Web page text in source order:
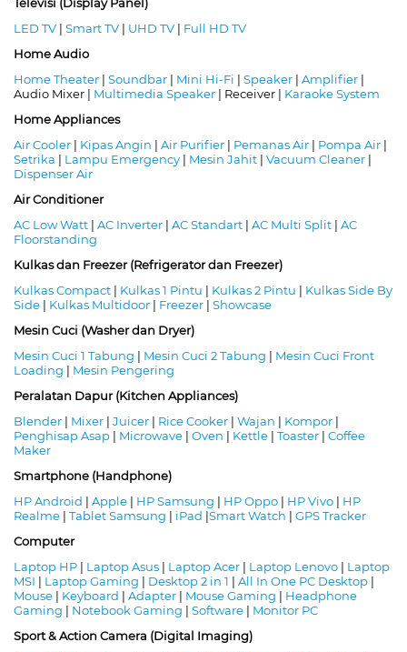
LED TV | Smart TV | UHD TV | Full HD TV
Home Audio
Home Theater | Soundbar | Mini Hi-Fi | Speaker | Amplifier |
Audio Mixer | Multimedia Speaker | Receiver | Karaoke System
Home Appliances
Air Cooler | Kipas Angin | Air Purifier | Pemanas Air | Pompa Air |
Setrika | Lampu Emergency | Mesin Jahit | Vacuum Cleaner |
Dispenser Air
Air Conditioner
AC Low Watt | AC Inverter | AC Standart | AC Multi Split | AC
Floorstanding
Kulkas dan Freezer (Refrigerator dan Freezer)
Kulkas Compact | Kulkas 1 Pintu | Kulkas 2 Pintu | Kulkas Side By
Side | Kulkas Multidoor | Freezer | Showcase
Mesin Cuci (Washer dan Dryer)
Mesin Cuci 1 Tabung | Mesin Cuci 2 Tabung | Mesin Cuci Front
Loading | Mesin Pengering
Peralatan Dapur (Kitchen Appliances)
Blender | Mixer | Juicer | Rice Cooker | Wajan | Kompor |
Penghisap Asap | Microwave | Oven | Kettle | Toaster | Coffee
Maker
Smartphone (Handphone)
HP Android | Apple | HP Samsung | HP Oppo | HP Vivo | HP
Realme | Tablet Samsung | iPad |Smart Watch | GPS Tracker
Computer
Laptop HP | Laptop Asus | Laptop Acer | Laptop Lenovo | Laptop
MSI | Laptop Gaming | Desktop 2 in 1 | All In One PC Desktop |
Mouse | Keyboard | Adapter | Mouse Gaming | Headphone
Gaming | Notebook Gaming | Software | Monitor PC
Sport & Action Camera (Digital Imaging)